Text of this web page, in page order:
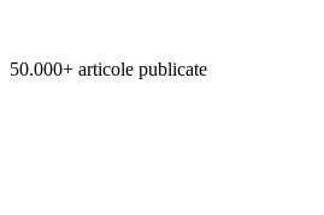
50.000+ articole publicate